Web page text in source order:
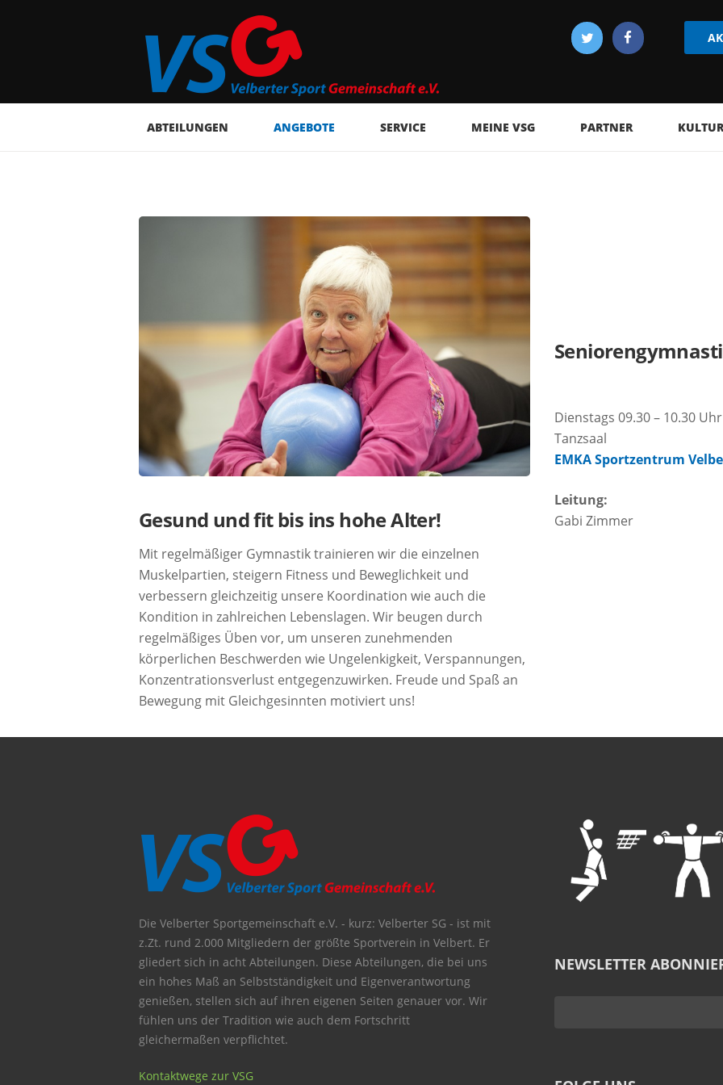
ABTEILUNGEN ANGEBOTE SERVICE MEINE VSG PARTNER
Gesund und fit bis ins hohe Alter!
Mit regelmäßiger Gymnastik trainieren wir die einzelnen
Muskelpartien, steigern Fitness und Beweglichkeit und
verbessern gleichzeitig unsere Koordination wie auch die
Kondition in zahlreichen Lebenslagen. Wir beugen durch
regelmäßiges Üben vor, um unseren zunehmenden
körperlichen Beschwerden wie Ungelenkigkeit, Verspannungen,
Konzentrationsverlust entgegenzuwirken. Freude und Spaß an
Bewegung mit Gleichgesinnten motiviert uns!
Dienstags 09.30 – 10.30 Uhr
Tanzsaal
EMKA Sportzentrum
Leitung:
Gabi Zimmer
Die Velberter Sportgemeinschaft e.V. - kurz: Velberter SG - ist mit
z.Zt. rund 2.000 Mitgliedern der größte Sportverein in Velbert. Er
gliedert sich in acht Abteilungen. Diese Abteilungen, die bei uns
ein hohes Maß an Selbstständigkeit und Eigenverantwortung
genießen, stellen sich auf ihren eigenen Seiten genauer vor. Wir
fühlen uns der Tradition wie auch dem Fortschritt
gleichermaßen verpflichtet.
Kontaktwege zur VSG
NEWSLETTER